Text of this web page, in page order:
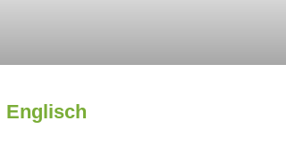
Englisch